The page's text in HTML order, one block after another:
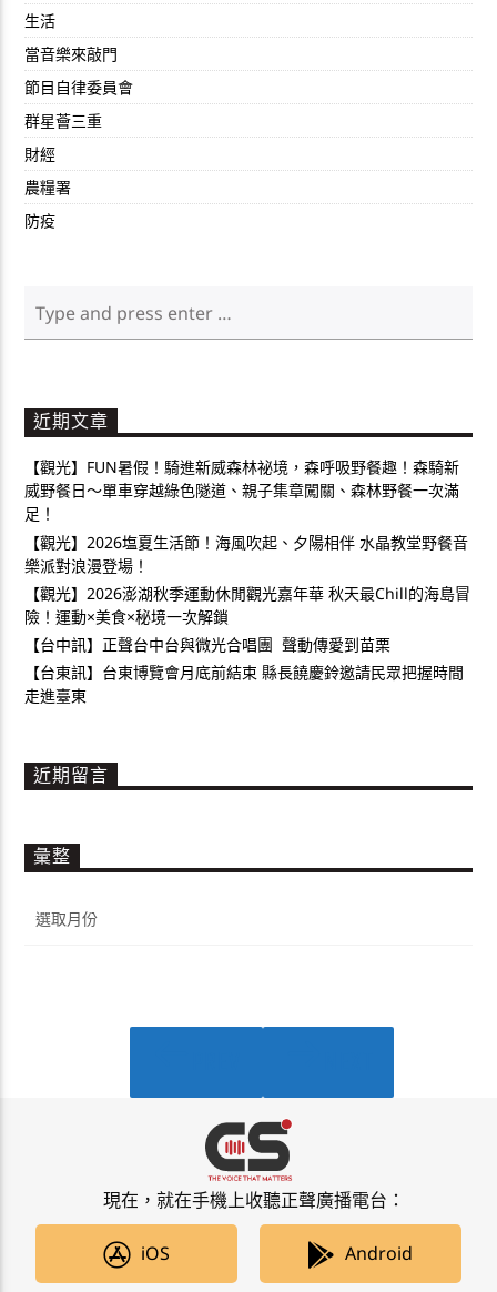
生活
當音樂來敲門
節目自律委員會
群星薈三重
財經
農糧署
防疫
近期文章
【觀光】FUN暑假！騎進新威森林祕境，森呼吸野餐趣！森騎新
威野餐日～單車穿越綠色隧道、親子集章闖關、森林野餐一次滿
足！
【觀光】2026塩夏生活節！海風吹起、夕陽相伴 水晶教堂野餐音
樂派對浪漫登場！
【觀光】2026澎湖秋季運動休閒觀光嘉年華 秋天最Chill的海島冒
險！運動×美食×秘境一次解鎖
【台中訊】正聲台中台與微光合唱團 聲動傳愛到苗栗
【台東訊】台東博覽會月底前結束 縣長饒慶鈴邀請民眾把握時間
走進臺東
近期留言
彙整
整
現在，就在手機上收聽正聲廣播電台：
iOS Android